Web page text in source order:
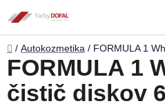
na
obsah
Domov
/ Autokozmetika / FORMULA 1
FORMULA 1
čistič diskov